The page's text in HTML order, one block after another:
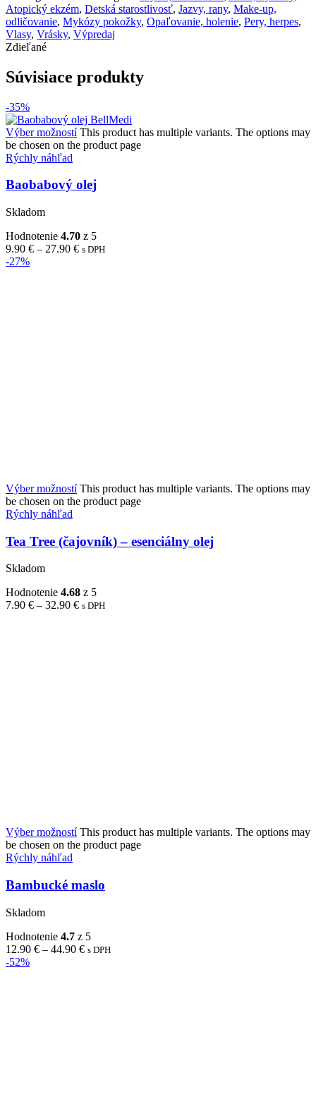
Atopický ekzém, Detská starostlivosť, Jazvy, rany, Make-up,
odličovanie, Mykózy pokožky, Opaľovanie, holenie, Pery, herpes,
Vlasy, Vrásky, Výpredaj
Zdieľané
Súvisiace produkty
-35%
Výber možností This product has multiple variants. The options may
be chosen on the product page
Rýchly náhľad
Baobabový olej
Skladom
Hodnotenie 4.70 z 5
9.90 € – 27.90 € s DPH
-27%
Výber možností This product has multiple variants. The options may
be chosen on the product page
Rýchly náhľad
Tea Tree (čajovník) – esenciálny olej
Skladom
Hodnotenie 4.68 z 5
7.90 € – 32.90 € s DPH
Výber možností This product has multiple variants. The options may
be chosen on the product page
Rýchly náhľad
Bambucké maslo
Skladom
Hodnotenie 4.7 z 5
12.90 € – 44.90 € s DPH
-52%